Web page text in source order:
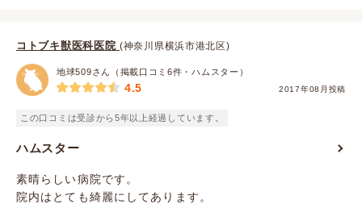
コトブキ獣医科医院 (神奈川県横浜市港北区)
地球509さん（掲載口コミ6件・ハムスター）
2017年08月投稿
4.5
この口コミは受診から5年以上経過しています。
ハムスター
素晴らしい病院です。
院内はとても綺麗にしてあります。